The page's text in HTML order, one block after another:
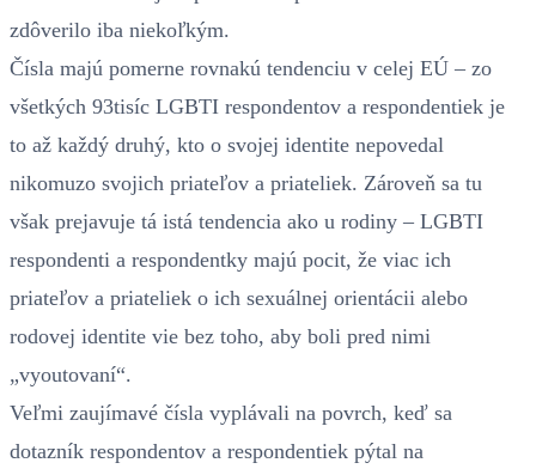
zdôverilo iba niekoľkým.
Čísla majú pomerne rovnakú tendenciu v celej EÚ – zo
všetkých 93tisíc LGBTI respondentov a respondentiek je
to až každý druhý, kto o svojej identite nepovedal
nikomuzo svojich priateľov a priateliek. Zároveň sa tu
však prejavuje tá istá tendencia ako u rodiny – LGBTI
respondenti a respondentky majú pocit, že viac ich
priateľov a priateliek o ich sexuálnej orientácii alebo
rodovej identite vie bez toho, aby boli pred nimi
„vyoutovaní“.
Veľmi zaujímavé čísla vyplávali na povrch, keď sa
dotazník respondentov a respondentiek pýtal na